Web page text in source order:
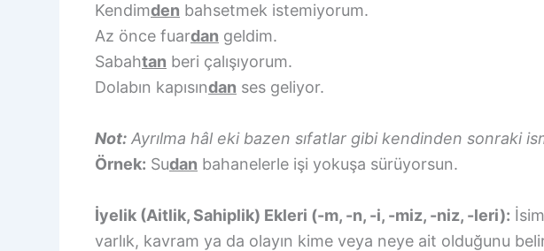
Kendimden bahsetmek istemiyorum.
Az önce fuardan geldim.
Sabahtan beri çalışıyorum.
Dolabın kapısından ses geliyor.
Not: Ayrılma hâl eki bazen sıfatlar gibi kendinden sonraki
Örnek: Sudan bahanelerle işi yokuşa sürüyorsun.
İyelik (Aitlik, Sahiplik) Ekleri (-m, -n, -i, -miz, -niz, -leri):
varlık, kavram ya da olayın kime veya neye ait olduğunu